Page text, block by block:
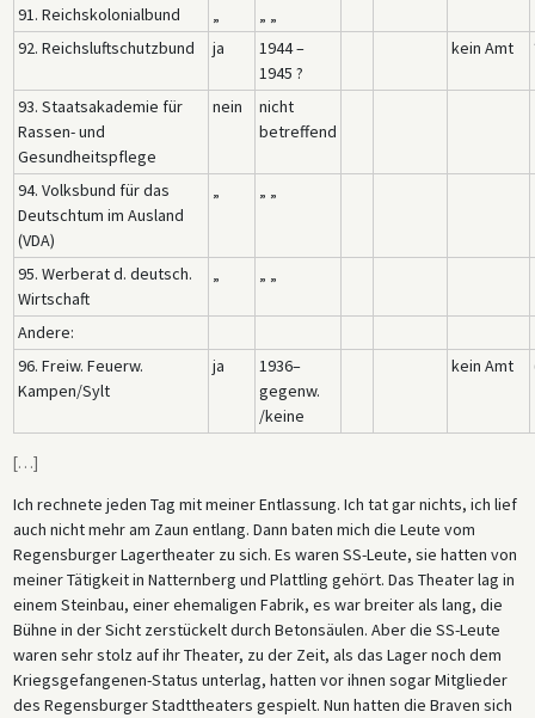
91. Reichskolonialbund „
„ „
92. Reichsluftschutzbund
ja
1944 –
1945 ?
kein Amt
93. Staatsakademie für
Rassen- und
Gesundheitspflege
nein
nicht
betreffend
94. Volksbund für das
Deutschtum im Ausland
(VDA)
„ „ „
95. Werberat d. deutsch.
Wirtschaft
„ „ „
Andere:
96. Freiw. Feuerw.
Kampen/Sylt
ja
1936–
gegenw.
/keine
kein Amt
[…]
Ich rechnete jeden Tag mit meiner Entlassung. Ich tat gar nichts, ich lief
auch nicht mehr am Zaun entlang. Dann baten mich die Leute vom
Regensburger Lagertheater zu sich. Es waren SS-Leute, sie hatten von
meiner Tätigkeit in Natternberg und Plattling gehört. Das Theater lag in
einem Steinbau, einer ehemaligen Fabrik, es war breiter als lang, die
Bühne in der Sicht zerstückelt durch Betonsäulen. Aber die SS-Leute
waren sehr stolz auf ihr Theater, zu der Zeit, als das Lager noch dem
Kriegsgefangenen-Status unterlag, hatten vor ihnen sogar Mitglieder
des Regensburger Stadttheaters gespielt. Nun hatten die Braven sich